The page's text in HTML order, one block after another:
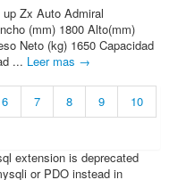
Zx Auto Admiral
(mm) 1800 Alto(mm)
Neto (kg) 1650 Capacidad
... Leer mas →
6 7 8 9
10
extension is deprecated
or PDO instead in